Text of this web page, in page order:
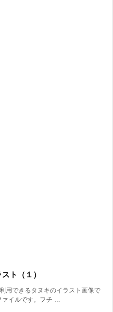
ト（１）
用できるタヌキのイラスト画像で
イルです。フチ ...